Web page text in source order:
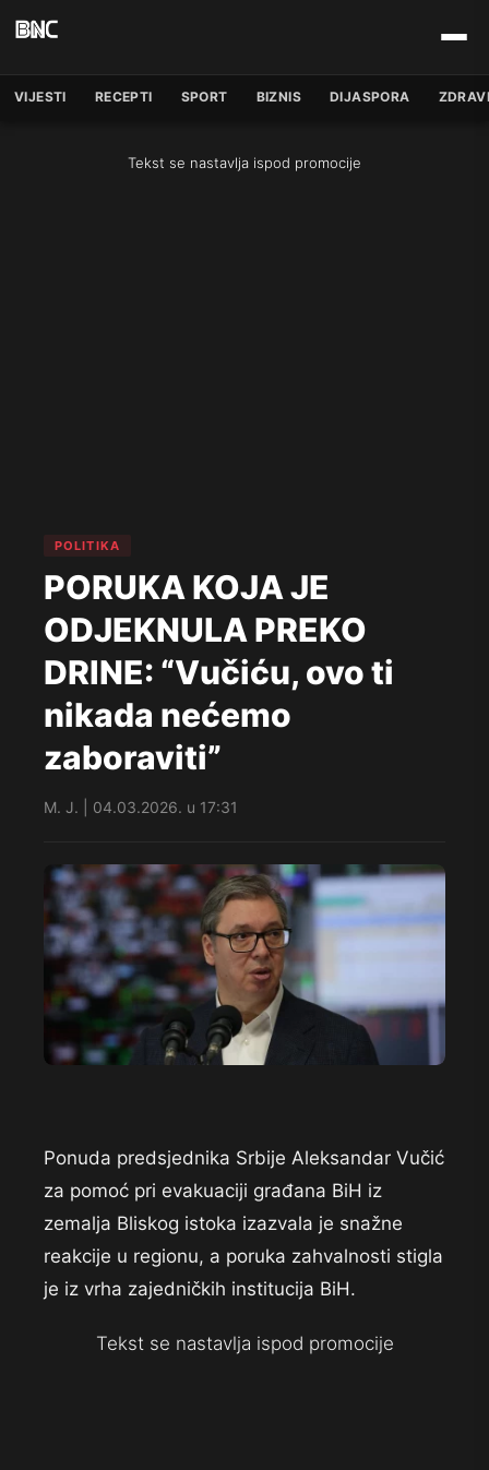
VIJESTI RECEPTI SPORT BIZNIS DIJASPORA
Tekst se nastavlja ispod promocije
POLITIKA
PORUKA KOJA JE
ODJEKNULA PREKO
DRINE: “Vučiću, ovo ti
nikada nećemo
zaboraviti”
M. J. | 04.03.2026. u 17:31
Ponuda predsjednika Srbije Aleksandar Vučić
za pomoć pri evakuaciji građana BiH iz
zemalja Bliskog istoka izazvala je snažne
reakcije u regionu, a poruka zahvalnosti stigla
je iz vrha zajedničkih institucija BiH.
Tekst se nastavlja ispod promocije